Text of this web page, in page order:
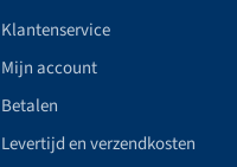
Klantenservice
Mijn account
Betalen
Levertijd en verzendkosten